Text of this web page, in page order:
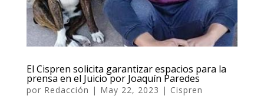
El Cispren solicita garantizar espacios para la
prensa en el Juicio por Joaquín Paredes
por Redacción | May 22, 2023 | Cispren